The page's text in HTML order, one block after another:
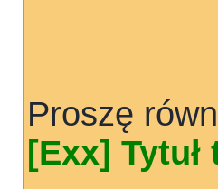
Proszę
[Exx] Tytuł